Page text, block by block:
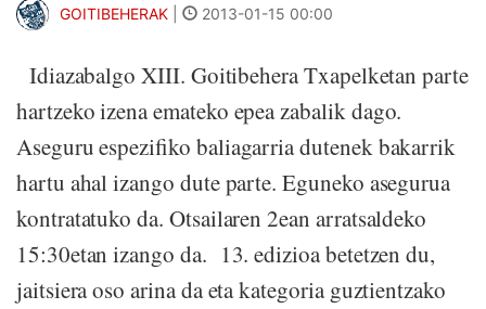
GOITIBEHERAK 2013-01-15 00:00
Idiazabalgo XIII. Goitibehera Txapelketan parte
hartzeko izena emateko epea zabalik dago.
Aseguru espezifiko baliagarria dutenek bakarrik
hartu ahal izango dute parte. Eguneko asegurua
kontratatuko da. Otsailaren 2ean arratsaldeko
15:30etan izango da. 13. edizioa betetzen du,
jaitsiera oso arina da eta kategoria guztientzako